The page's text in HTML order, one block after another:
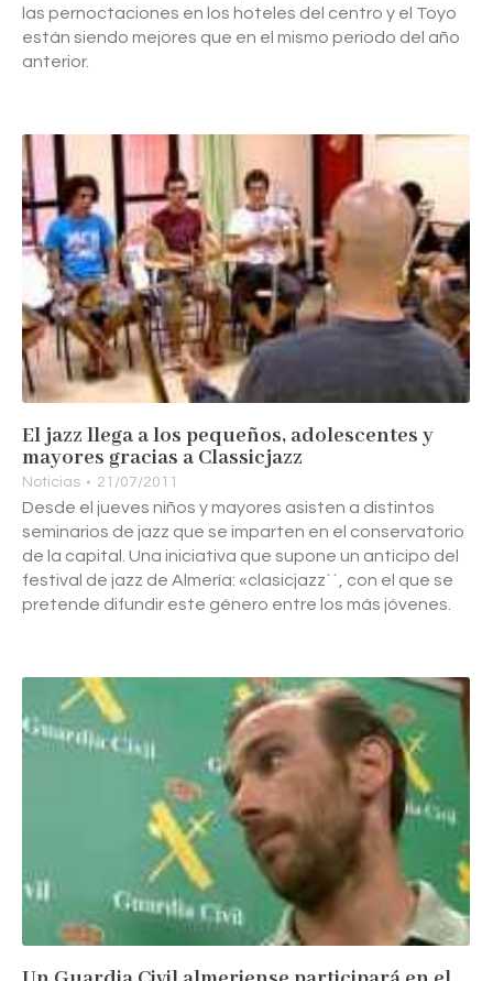
las pernoctaciones en los hoteles del centro y el Toyo
están siendo mejores que en el mismo periodo del año
anterior.
El jazz llega a los pequeños, adolescentes y
mayores gracias a Classicjazz
Noticias 21/07/2011
Desde el jueves niños y mayores asisten a distintos
seminarios de jazz que se imparten en el conservatorio
de la capital. Una iniciativa que supone un anticipo del
festival de jazz de Almería: «clasicjazz´´, con el que se
pretende difundir este género entre los más jóvenes.